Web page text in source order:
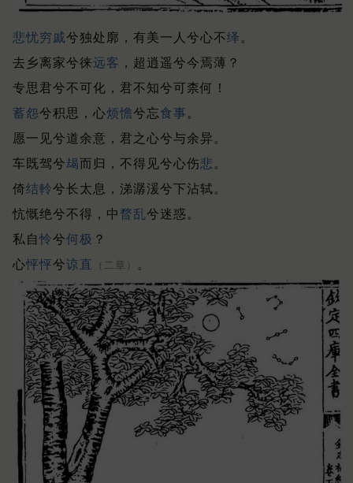
悲忧穷戚兮独处廓，有美一人兮心不绎 。
去乡离家兮徕远客 ，超逍遥兮今焉薄？
专思君兮不可化，君不知兮可柰何！
蓄怨兮积思，心烦憺兮忘食事 。
愿一见兮道余意，君之心兮与余异。
车既驾兮朅而归，不得见兮心伤悲 。
倚结軨兮长太息，涕潺湲兮下沾轼。
忼慨绝兮不得，中 瞀乱兮迷惑。
私自 怜兮何极 ？
心怦怦兮谅直 （二章） 。